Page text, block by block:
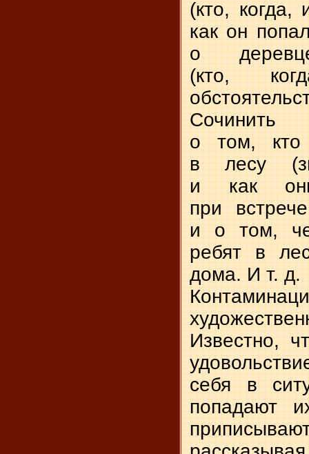
(кто, когда,
как он
о
(кто,
о том, кто
в лесу
и как
при
и о том,
ребят в
дома. И т. д.
Известно,
себя в
попадают